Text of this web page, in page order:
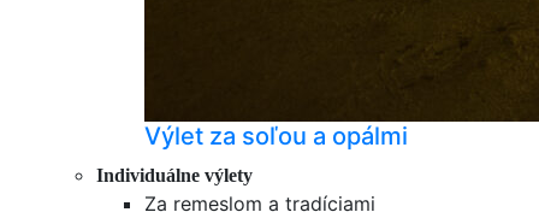
Výlet za soľou a opálmi
Individuálne výlety
Za remeslom a tradíciami